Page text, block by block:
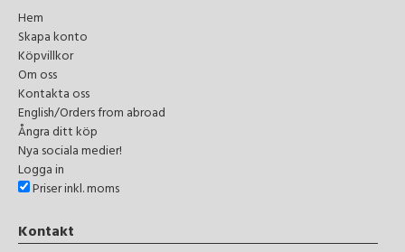
Hem
Skapa konto
Köpvillkor
Om oss
Kontakta oss
English/Orders from abroad
Ångra ditt köp
Nya sociala medier!
Logga in
Priser inkl. moms
Kontakt